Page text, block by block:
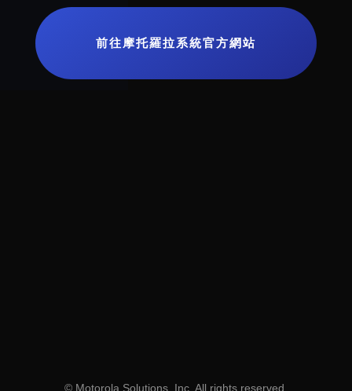
前往摩托羅拉系統官方網站
© Motorola Solutions, Inc. All rights reserved.